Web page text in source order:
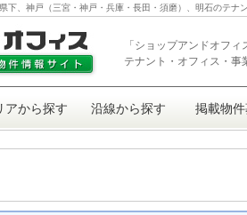
下、神戸（三宮・神戸・兵庫・長田・須磨）、明石のテ
「ショップアンドオフ
テナント・オフィス・事
アから探す 沿線から探す 掲載物